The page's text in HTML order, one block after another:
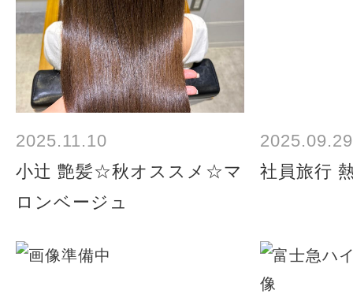
2025.11.10
小辻 艶髪☆秋オススメ☆マ
ロンベージュ
2025.09.29
社員旅行